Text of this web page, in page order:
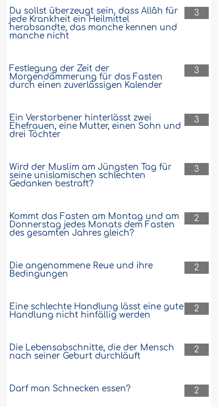
3
Du sollst überzeugt sein, dass Allâh für
jede Krankheit ein Heilmittel
herabsandte, das manche kennen und
manche nicht
3
Festlegung der Zeit der
Morgendämmerung für das Fasten
durch einen zuverlässigen Kalender
3
Ein Verstorbener hinterlässt zwei
Ehefrauen, eine Mutter, einen Sohn und
drei Töchter
3
Wird der Muslim am Jüngsten Tag für
seine unislamischen schlechten
Gedanken bestraft?
2
Kommt das Fasten am Montag und am
Donnerstag jedes Monats dem Fasten
des gesamten Jahres gleich?
2
Die angenommene Reue und ihre
Bedingungen
2
Eine schlechte Handlung lässt eine gute
Handlung nicht hinfällig werden
2
Die Lebensabschnitte, die der Mensch
nach seiner Geburt durchläuft
2
Darf man Schnecken essen?